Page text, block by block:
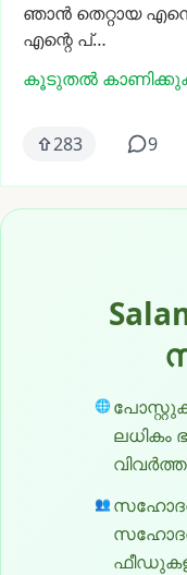
ഞാൻ തെറ്റായ
എന്റെ പ്…
കൂടുതൽ
283 9
🌐
ലധികം
👥